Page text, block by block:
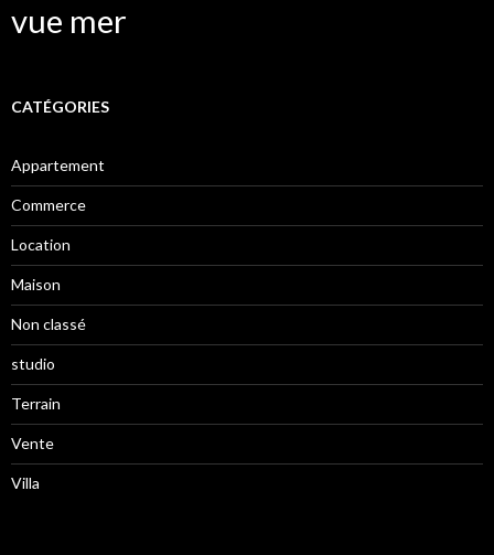
vue mer
CATÉGORIES
Appartement
Commerce
Location
Maison
Non classé
studio
Terrain
Vente
Villa